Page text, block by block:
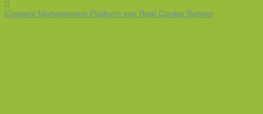
Consent Management Platform von Real Cookie Banner